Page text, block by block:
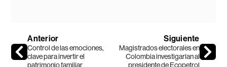
Anterior
Control de las emociones,
clave para invertir el
patrimonio familiar
Siguiente
Magistrados electorales en
Colombia investigarían al
presidente de Ecopetrol